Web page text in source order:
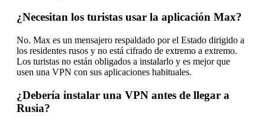
¿Necesitan los turistas usar la aplicación Max?
No. Max es un mensajero respaldado por el Estado dirigido a
los residentes rusos y no está cifrado de extremo a extremo.
Los turistas no están obligados a instalarlo y es mejor que
usen una VPN con sus aplicaciones habituales.
¿Debería instalar una VPN antes de llegar a
Rusia?